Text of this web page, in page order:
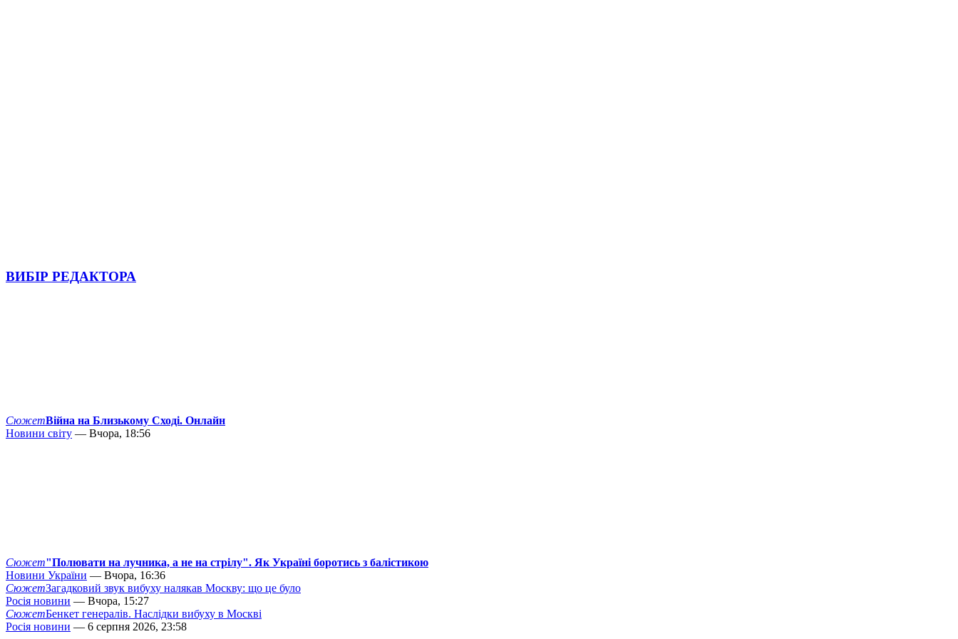
ВИБІР РЕДАКТОРА
СюжетВійна на Близькому Сході. Онлайн
Новини світу — Вчора, 18:56
Сюжет"Полювати на лучника, а не на стрілу". Як Україні боротись з балістикою
Новини України — Вчора, 16:36
СюжетЗагадковий звук вибуху налякав Москву: що це було
Росія новини — Вчора, 15:27
СюжетБенкет генералів. Наслідки вибуху в Москві
Росія новини — 6 серпня 2026, 23:58